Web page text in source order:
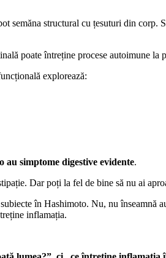
semăna structural cu țesuturi din
poate întreține procese autoimune la
explorează:
simptome digestive evidente.
Dar poți la fel de bine să nu ai
în Hashimoto. Nu, nu înseamnă
inflamația.